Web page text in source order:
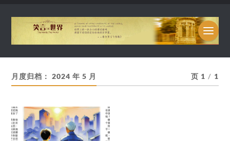
月度归档：2024 年 5 月 页 1 / 1